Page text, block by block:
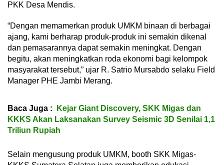
PKK Desa Mendis.
“Dengan memamerkan produk UMKM binaan di berbagai
ajang, kami berharap produk-produk ini semakin dikenal
dan pemasarannya dapat semakin meningkat. Dengan
begitu, akan meningkatkan roda ekonomi bagi kelompok
masyarakat tersebut,” ujar R. Satrio Mursabdo selaku Field
Manager PHE Jambi Merang.
Baca Juga :
Kejar Giant Discovery, SKK Migas dan
KKKS Akan Laksanakan Survey Seismic 3D Senilai 1,1
Triliun Rupiah
Selain mengusung produk UMKM, booth SKK Migas-